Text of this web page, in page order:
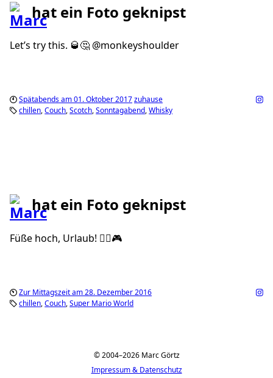
hat ein Foto geknipst
Let’s try this. 🥃🤔 @monkeyshoulder
Spätabends am 01. Oktober 2017zuhause
chillen Couch Scotch Sonntagabend Whisky
hat ein Foto geknipst
Füße hoch, Urlaub! ✌🏼🎮
Zur Mittagszeit am 28. Dezember 2016
chillen Couch Super Mario World
© 2004–2026 Marc Görtz
Impressum & Datenschutz